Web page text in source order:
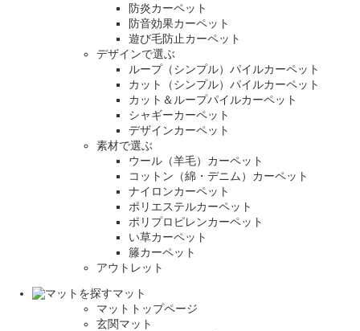
防炎カーペット
防音効果カーペット
遊び毛防止カーペット
デザインで選ぶ
ループ（シンプル）パイルカーペット
カット（シンプル）パイルカーペット
カット＆ループパイルカーペット
シャギーカーペット
デザインカーペット
素材で選ぶ
ウール（羊毛）カーペット
コットン（綿・デニム）カーペット
ナイロンカーペット
ポリエステルカーペット
ポリプロピレンカーペット
い草カーペット
籐カーペット
アウトレット
マット
マットトップページ
玄関マット